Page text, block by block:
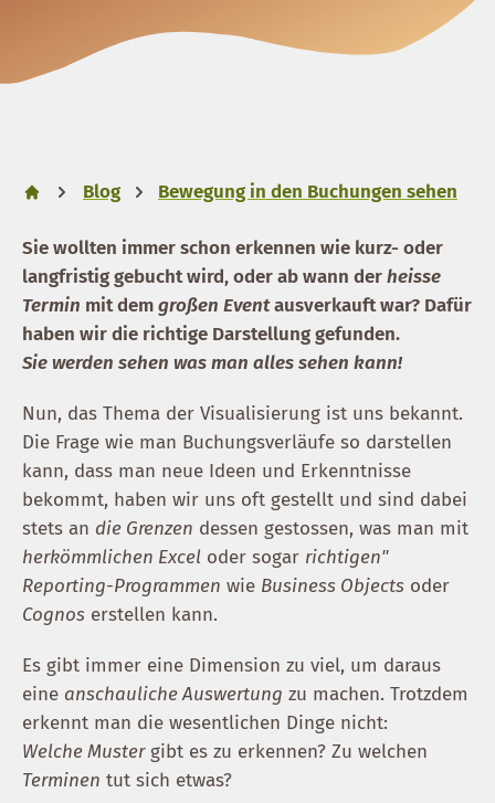
Blog Bewegung in den Buchungen sehen
Sie wollten immer schon erkennen wie kurz- oder
langfristig gebucht wird, oder ab wann derheisse
Termin mit demgroßen Eventausverkauft war? Dafür
haben wir die richtige Darstellung gefunden.
Sie werden sehen was man alles sehen kann!
Nun, das Thema der Visualisierung ist uns bekannt.
Die Frage wie man Buchungsverläufe so darstellen
kann, dass man neue Ideen und Erkenntnisse
bekommt, haben wir uns oft gestellt und sind dabei
stets an die Grenzen dessen gestossen, was man mit
herkömmlichen Excel oder sogar richtigen"
Reporting-Programmen wie Business Objects oder
Cognos erstellen kann.
Es gibt immer eine Dimension zu viel, um daraus
eine anschauliche Auswertung zu machen. Trotzdem
erkennt man die wesentlichen Dinge nicht:
Welche Mustergibt es zu erkennen? Zu welchen
Terminen tut sich etwas?